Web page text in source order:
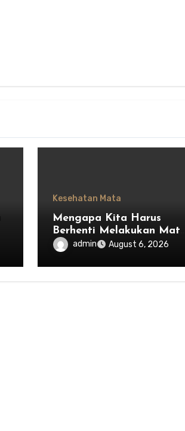
Kesehatan Mata
Mengapa Kita Harus
Berhenti Melakukan Mata
Saja dan Mulai
Menghargai Privasi Orang
Lain
admin August 6, 2026